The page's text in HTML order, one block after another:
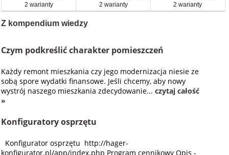
2 warianty 2 warianty 2 warianty
Z kompendium wiedzy
Czym podkreślić charakter pomieszczeń
Każdy remont mieszkania czy jego modernizacja niesie ze
sobą spore wydatki finansowe. Jeśli chcemy, aby nowy
wystrój naszego mieszkania zdecydowanie...czytaj całość
»
Konfiguratory osprzętu
Konfigurator osprzętu http://hager-
konfigurator.pl/app/index.php Program cennikowy Opis -